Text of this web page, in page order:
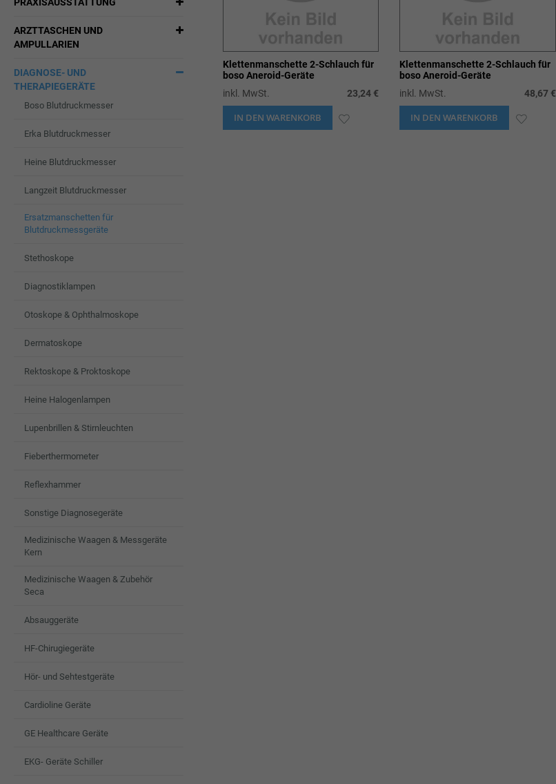
Klettenmanschette 2-Schlauch für
boso Aneroid-Geräte
inkl. MwSt.
23,24 €
IN DEN WARENKORB
Klettenmanschette 2-Schlauch für
boso Aneroid-Geräte
inkl. MwSt.
48,67 €
IN DEN WARENKORB ZUR
ARZTTASCHEN UND
AMPULLARIEN
DIAGNOSE- UND
THERAPIEGERÄTE
Boso Blutdruckmesser
Erka Blutdruckmesser
Heine Blutdruckmesser
Langzeit Blutdruckmesser
Ersatzmanschetten für
Blutdruckmessgeräte
Stethoskope
Diagnostiklampen
Otoskope & Ophthalmoskope
Dermatoskope
Rektoskope & Proktoskope
Heine Halogenlampen
Lupenbrillen & Stirnleuchten
Fieberthermometer
Reflexhammer
Sonstige Diagnosegeräte
Medizinische Waagen & Messgeräte
Kern
Medizinische Waagen & Zubehör
Seca
Absauggeräte
HF-Chirugiegeräte
Hör- und Sehtestgeräte
Cardioline Geräte
GE Healthcare Geräte
EKG- Geräte Schiller